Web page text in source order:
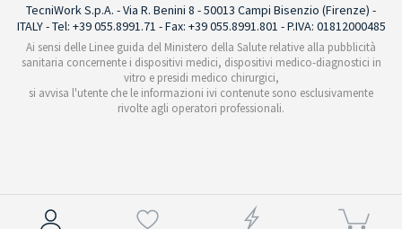
TecniWork S.p.A. - Via R. Benini 8 - 50013 Campi Bisenzio (Firenze) -
ITALY - Tel: +39 055.8991.71 - Fax: +39 055.8991.801 - P.IVA: 01812000485
Ai sensi delle Linee guida del Ministero della Salute relative alla pubblicità
sanitaria concernente i dispositivi medici, dispositivi medico-diagnostici in
vitro e presidi medico chirurgici,
si avvisa l'utente che le informazioni ivi contenute sono esclusivamente
rivolte agli operatori professionali.